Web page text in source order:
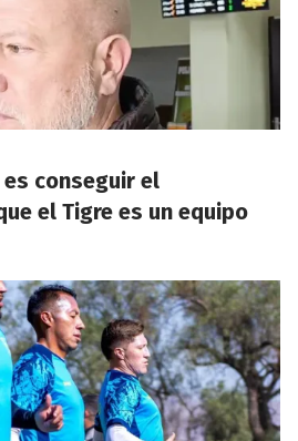
conseguir el
el Tigre es un equipo